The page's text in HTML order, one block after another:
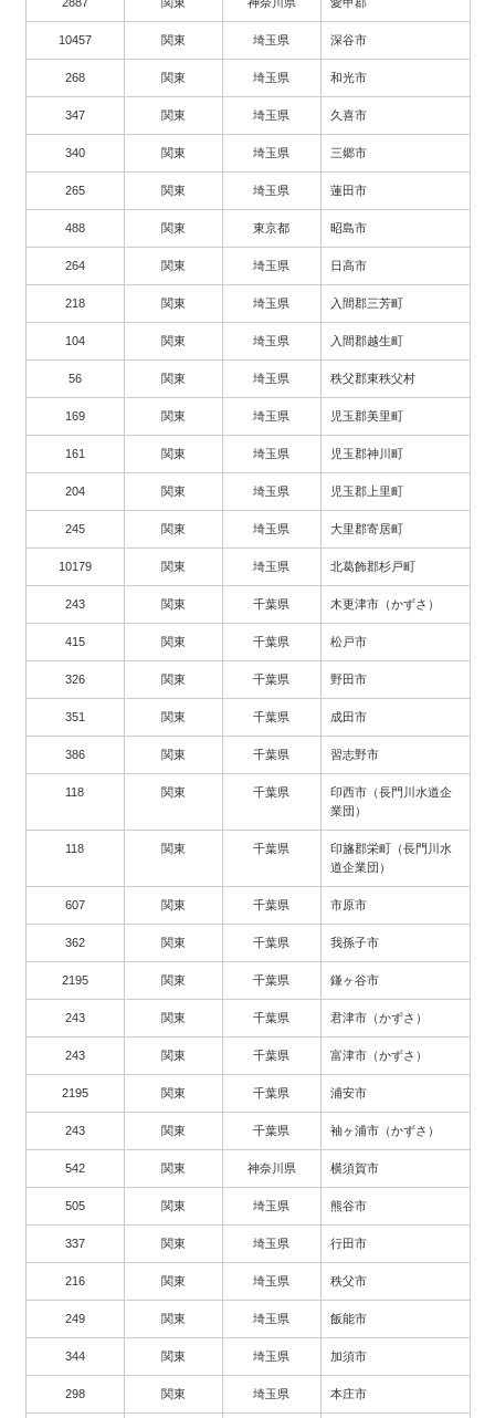
2887 関東 神奈川県 愛甲郡
10457 関東 埼玉県 深谷市
268 関東 埼玉県 和光市
347 関東 埼玉県 久喜市
340 関東 埼玉県 三郷市
265 関東 埼玉県 蓮田市
488 関東 東京都 昭島市
264 関東 埼玉県 日高市
218 関東 埼玉県 入間郡三芳町
104 関東 埼玉県 入間郡越生町
56 関東 埼玉県 秩父郡東秩父村
169 関東 埼玉県 児玉郡美里町
161 関東 埼玉県 児玉郡神川町
204 関東 埼玉県 児玉郡上里町
245 関東 埼玉県 大里郡寄居町
10179 関東 埼玉県 北葛飾郡杉戸町
243 関東 千葉県 木更津市（かずさ）
415 関東 千葉県 松戸市
326 関東 千葉県 野田市
351 関東 千葉県 成田市
386 関東 千葉県 習志野市
118 関東 千葉県
印西市（長門川水道企
業団）
118 関東 千葉県
印旛郡栄町（長門川水
道企業団）
607 関東 千葉県 市原市
362 関東 千葉県 我孫子市
2195 関東 千葉県 鎌ヶ谷市
243 関東 千葉県 君津市（かずさ）
243 関東 千葉県 富津市（かずさ）
2195 関東 千葉県 浦安市
243 関東 千葉県 袖ヶ浦市（かずさ）
542 関東 神奈川県 横須賀市
505 関東 埼玉県 熊谷市
337 関東 埼玉県 行田市
216 関東 埼玉県 秩父市
249 関東 埼玉県 飯能市
344 関東 埼玉県 加須市
298 関東 埼玉県 本庄市